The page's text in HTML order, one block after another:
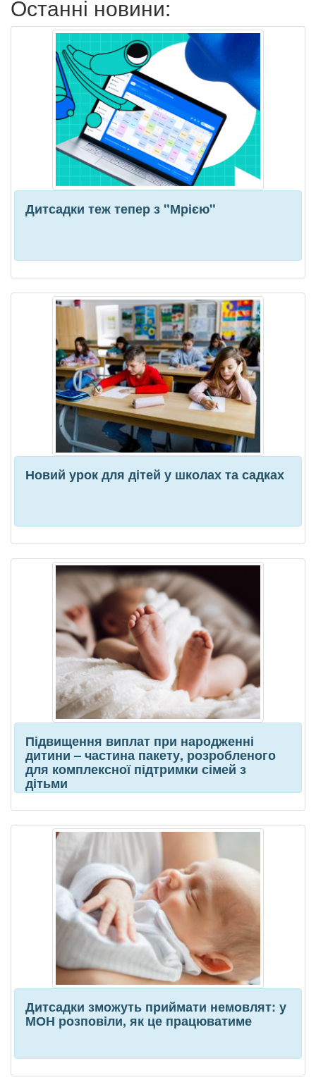
Останні новини:
Дитсадки теж тепер з "Мрією"
Новий урок для дітей у школах та садках
Підвищення виплат при народженні
дитини – частина пакету, розробленого
для комплексної підтримки сімей з
дітьми
Дитсадки зможуть приймати немовлят: у
МОН розповіли, як це працюватиме